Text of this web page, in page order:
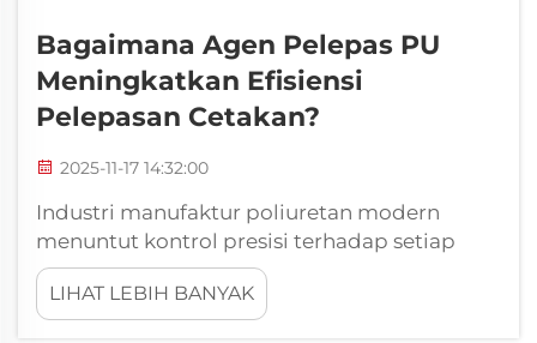
Bagaimana Agen Pelepas PU
Meningkatkan Efisiensi
Pelepasan Cetakan?
2025-11-17 14:32:00
Industri manufaktur poliuretan modern
menuntut kontrol presisi terhadap setiap
variabel produksi, dengan efisiensi pelepasan
cetakan menjadi salah satu faktor paling
kritis yang menentukan kualitas produk dan
LIHAT LEBIH BANYAK